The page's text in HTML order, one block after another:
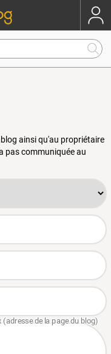
ainsi qu'au propriétaire
pas communiquée au